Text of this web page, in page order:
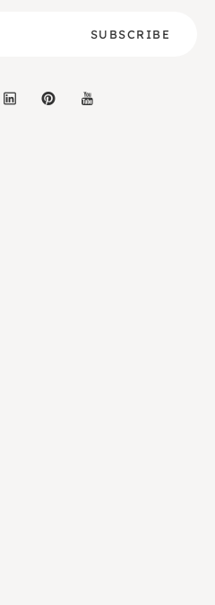
LinkedInPinterest